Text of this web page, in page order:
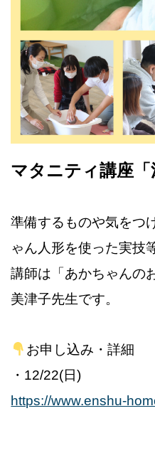
マタニティ講座「
準備するものや気をつ
ゃん人形を使った実技
講師は「あかちゃんの
美津子先生です。
お申し込み・詳細
・12/22(日)
https://www.enshu-